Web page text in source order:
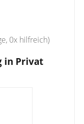
0x hilfreich)
in Privat